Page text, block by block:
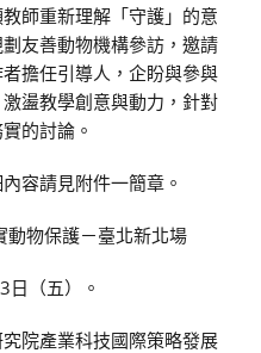
師重新理解「守護」的意
友善動物機構參訪，邀請
擔任引導人，企盼與參與
盪教學創意與動力，針對
的討論。
容請見附件一簡章。
動物保護－臺北新北場
日（五）。
院產業科技國際策略發展